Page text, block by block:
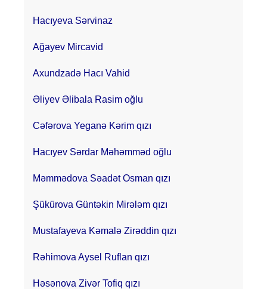
Hacıyeva Sərvinaz
Ağayev Mircavid
Axundzadə Hacı Vahid
Əliyev Əlibala Rasim oğlu
Cəfərova Yeganə Kərim qızı
Hacıyev Sərdar Məhəmməd oğlu
Məmmədova Səadət Osman qızı
Şükürova Güntəkin Mirələm qızı
Mustafayeva Kəmalə Zirəddin qızı
Rəhimova Aysel Ruflan qızı
Həsənova Zivər Tofiq qızı